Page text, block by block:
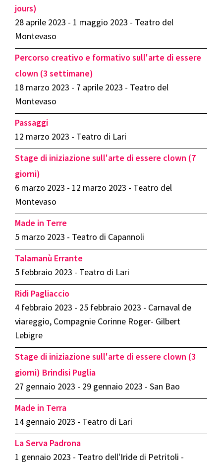
jours)
28 aprile 2023 - 1 maggio 2023 - Teatro del
Montevaso
Percorso creativo e formativo sull'arte di essere
clown (3 settimane)
18 marzo 2023 - 7 aprile 2023 - Teatro del
Montevaso
Passaggi
12 marzo 2023 - Teatro di Lari
Stage di iniziazione sull'arte di essere clown (7
giorni)
6 marzo 2023 - 12 marzo 2023 - Teatro del
Montevaso
Made in Terre
5 marzo 2023 - Teatro di Capannoli
Talamanù Errante
5 febbraio 2023 - Teatro di Lari
Ridi Pagliaccio
4 febbraio 2023 - 25 febbraio 2023 - Carnaval de
viareggio, Compagnie Corinne Roger- Gilbert
Lebigre
Stage di iniziazione sull'arte di essere clown (3
giorni) Brindisi Puglia
27 gennaio 2023 - 29 gennaio 2023 - San Bao
Made in Terra
14 gennaio 2023 - Teatro di Lari
La Serva Padrona
1 gennaio 2023 - Teatro dell'Iride di Petritoli -